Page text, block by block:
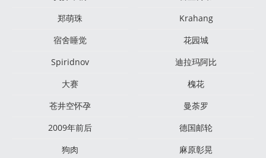
郑萌珠
Krahang
宿舍睡觉
花园城
Spiridnov
迪拉玛阿比
大赛
槐花
苍井空怀孕
曼荼罗
2009年前后
德国邮轮
狗肉
麻原彰晃